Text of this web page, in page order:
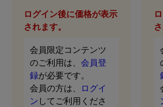
ログイン後に価格が表示
されます。
会員限定コンテンツ
のご利用は、 会員登
録が必要です。
会員の方は、
ログイ
ン してご利用くださ